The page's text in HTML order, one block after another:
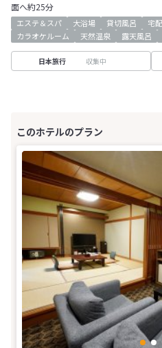
面へ約25分
エステ＆スパ 大浴場 貸切風呂 宅
カラオケルーム
天然温泉 露天風呂
日本旅行 収集中